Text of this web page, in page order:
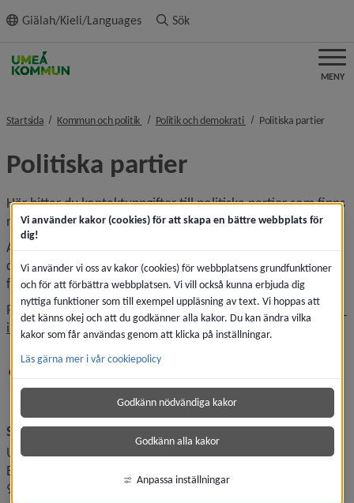
innehållet
Giälah/Kieli/Languages Sök
MENY
Startsida Kommun och politik nivå i brödsmulenavigeringen
Politik och demokrati nivå i
Politiska partiernivå i
Politiska partier
Här hittar du kontaktuppgifter till politiska partier som finns
representerade i Umeås kommunfullmäktige.
Alla partier har en gruppledare och flera av dem har
dessutom politiska sekreterare som hjälper de
förtroendevalda i kommunen i det politiska arbetet.
Partierna listas i storleksordning enligt mandatfördelningen
i kommunfullmäktige
Socialdemokraterna
Umestan hus nr 4
Box 3158
903 04 Umeå
Vi använder kakor (cookies) för att skapa en bättre webbplats för
dig!
Vi använder vi oss av kakor (cookies) för webbplatsens grundfunktioner
och för att förbättra webbplatsen. Vi vill också kunna erbjuda dig
nyttiga funktioner som till exempel uppläsning av text. Vi hoppas att
det känns okej och att du godkänner alla kakor. Du kan ändra vilka
kakor som får användas genom att klicka på inställningar.
Läs gärna mer i vår cookiepolicy
Godkänn nödvändiga kakor
Godkänn alla kakor
Anpassa inställningar